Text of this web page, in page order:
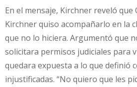
En el mensaje, Kirchner reveló que
Kirchner quiso acompañarlo en la
que no lo hiciera. Argumentó que
solicitara permisos judiciales para
quedara expuesta a lo que definió
injustificadas. “No quiero que les